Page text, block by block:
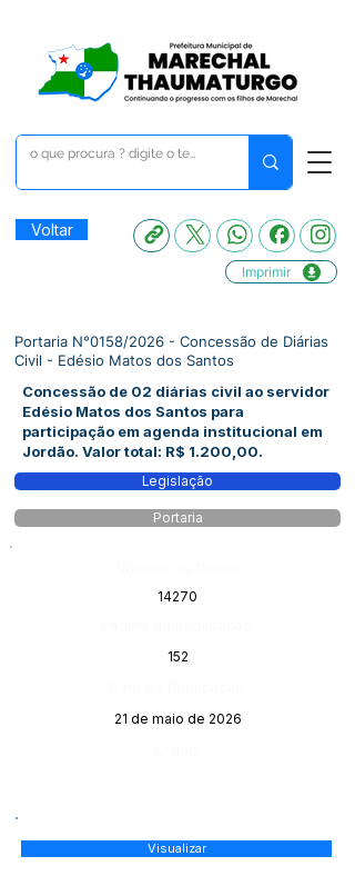
Voltar
Imprimir
Portaria N°0158/2026 - Concessão de Diárias
Civil - Edésio Matos dos Santos
Concessão de 02 diárias civil ao servidor
Edésio Matos dos Santos para
participação em agenda institucional em
Jordão. Valor total: R$ 1.200,00.
Legislação
Portaria
14270
152
21 de maio de 2026
Visualizar